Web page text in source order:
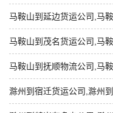
马鞍山到延边货运公司,马
马鞍山到茂名货运公司,马
马鞍山到抚顺物流公司,马
滁州到宿迁货运公司,滁州